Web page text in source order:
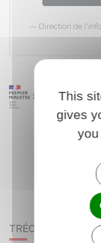
Direction de
TRÉOGAN
This
gives